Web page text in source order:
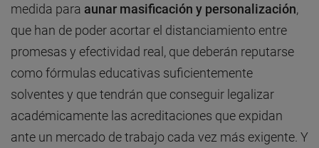
medida para aunar masificación y personalización,
que han de poder acortar el distanciamiento entre
promesas y efectividad real, que deberán reputarse
como fórmulas educativas suficientemente
solventes y que tendrán que conseguir legalizar
académicamente las acreditaciones que expidan
ante un mercado de trabajo cada vez más exigente. Y